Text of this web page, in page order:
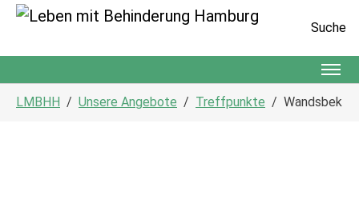
Suche
LMBHH Unsere Angebote Treffpunkte Wandsbek